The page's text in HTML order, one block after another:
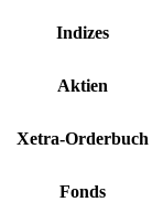
Indizes
Aktien
Xetra-Orderbuch
Fonds